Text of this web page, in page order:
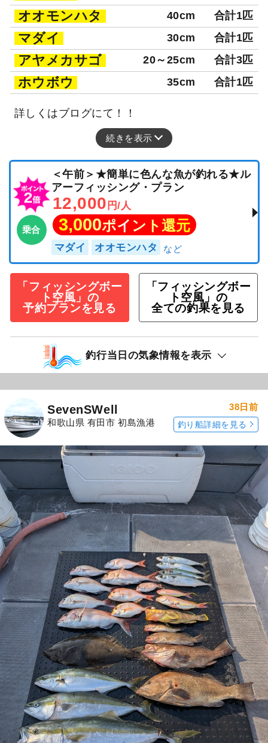
オオモンハタ
40cm 合計1匹
マダイ 30cm 合計1匹
アヤメカサゴ 20～25cm 合計3匹
ホウボウ 35cm 合計1匹
詳しくはブログにて！！
続きを表示
乗合
＜午前＞★簡単に色んな魚が釣れる★ル
アーフィッシング・プラン
12,000 円/人
3,000ポイント還元
マダイ オオモンハタ
「フィッシングボー
ト空風」の
予約プランを見る
「フィッシングボー
ト空風」の
全ての釣果を見る
釣行当日の気象情報を表示
SevenSWell
和歌山県 有田市 初島漁港
38日前
釣り船詳細を見る